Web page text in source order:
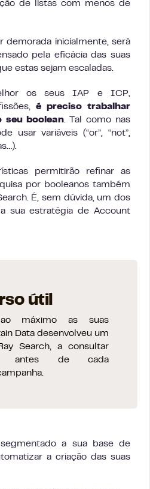
de listas com menos de
demorada inicialmente, será
pela eficácia das suas
estas sejam escaladas.
os seus IAP e ICP,
é preciso trabalhar
seu boolean. Tal como nas
usar variáveis (“or”, “not”,
permitirão refinar as
por booleanos também
É, sem dúvida, um dos
sua estratégia de Account
útil
máximo as suas
Data desenvolveu um
Search, a consultar
antes de cada
a sua base de
a criação das suas